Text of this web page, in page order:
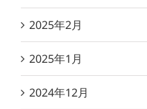
2025年2月
2025年1月
2024年12月